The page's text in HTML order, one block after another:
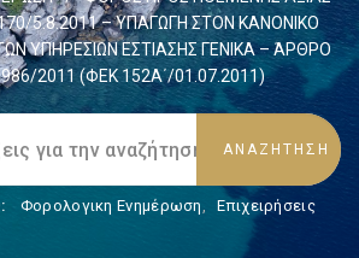
5.8.2011 – ΥΠΑΓΩΓΗ ΣΤΟΝ ΚΑΝΟΝΙΚΟ
ΥΠΗΡΕΣΙΩΝ ΕΣΤΙΑΣΗΣ ΓΕΝΙΚΑ – ΆΡΘΡΟ
2011 (ΦΕΚ 152Α΄/01.07.2011)
Φορολογικη Ενημέρωση, Επιχειρήσεις